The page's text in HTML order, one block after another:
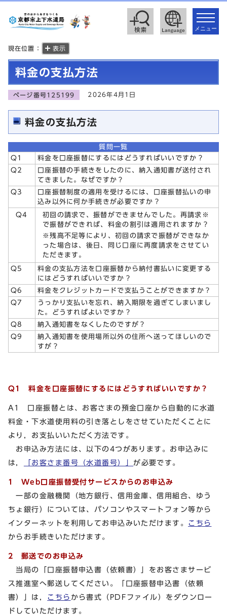
toggle
メニュー
現在位置： 表示
料金の支払方法
ページ番号125199 2026年4月1日
料金の支払方法
質問一覧
Q1
料金を口座振替にするにはどうすればいいですか？
Q2
口座振替の手続きをしたのに、納入通知書が送付され
てきました。なぜですか？
Q3
口座振替制度の適用を受けるには、口座振替払いの申
込み以外に何か手続きが必要ですか？
Q4
初回の請求で、振替ができませんでした。再請求※
で振替ができれば、料金の割引は適用されますか？
※残高不足等により、初回の請求で振替ができなか
った場合は、後日、同じ口座に再度請求をさせてい
ただきます。
Q5
料金の支払方法を口座振替から納付書払いに変更する
にはどうすればいいですか？
Q6
料金をクレジットカードで支払うことができますか？
Q7
うっかり支払いを忘れ、納入期限を過ぎてしまいまし
た。どうすればよいですか？
Q8
納入通知書をなくしたのですが？
Q9
納入通知書を使用場所以外の住所へ送ってほしいので
すが？
Q1 料金を口座振替にするにはどうすればいいですか？
A1 口座振替とは、お客さまの預金口座から自動的に水道
料金・下水道使用料の引き落としをさせていただくことに
より，お支払いいただく方法です。
お申込み方法には、以下の4つがあります。お申込みに
は，
「お客さま番号（水道番号）」 が必要です。
1 Web口座振替受付サービスからのお申込み
一部の金融機関（地方銀行、信用金庫、信用組合、ゆう
ちょ銀行）については、パソコンやスマートフォン等から
インターネットを利用してお申込みいただけます。
こちら
からお手続きいただけます。
2 郵送でのお申込み
当局の「口座振替申込書（依頼書）」をお客さまサービ
ス推進室へ郵送してください。「口座振替申込書（依頼
書）」は，
こちら から書式（PDFファイル）をダウンロー
ドしていただけます。